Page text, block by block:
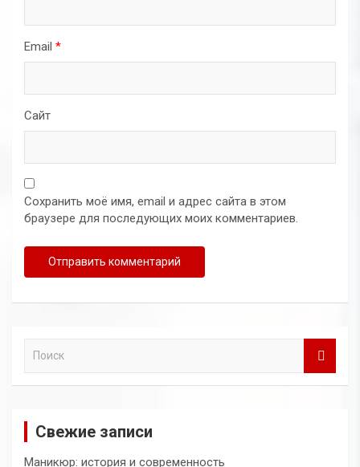
Email *
Сайт
Сохранить моё имя, email и адрес сайта в этом
браузере для последующих моих комментариев.
Свежие записи
Маникюр: история и современность